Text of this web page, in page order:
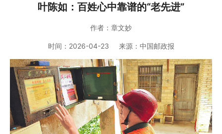
媒体聚焦 党建动态 普遍服务
企业文化
叶陈如：百姓心中靠谱的“老先进”
作者： 章文妙
时间： 2026-04-23 来源： 中国邮政报